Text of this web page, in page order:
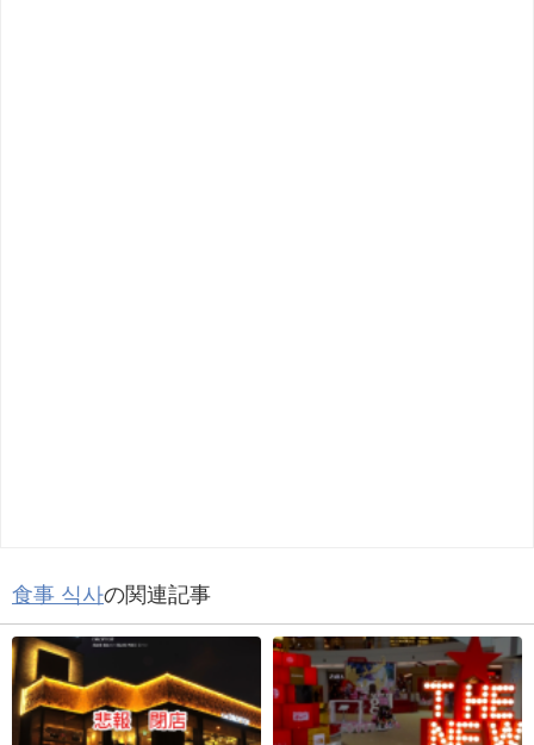
食事 식사の関連記事